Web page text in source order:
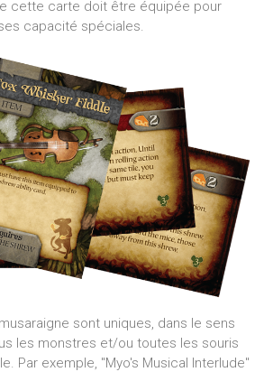
cette carte doit être équipée pour
capacité spéciales.
sont uniques, dans le sens
les monstres et/ou toutes les souris
Par exemple, "Myo's Musical Interlude"